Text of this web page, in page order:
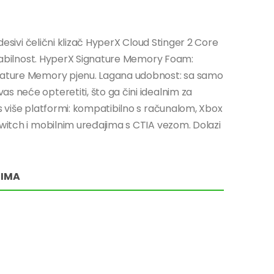
čelični klizač HyperX Cloud Stinger 2 Core
HyperX Signature Memory Foam:
Memory pjenu. Lagana udobnost: sa samo
neće opteretiti, što ga čini idealnim za
platformi: kompatibilno s računalom, Xbox
i mobilnim uređajima s CTIA vezom. Dolazi